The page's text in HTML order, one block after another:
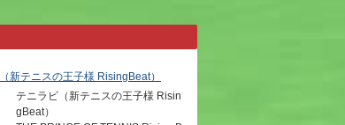
テニラビ（新テニスの王子様 Risin
gBeat）